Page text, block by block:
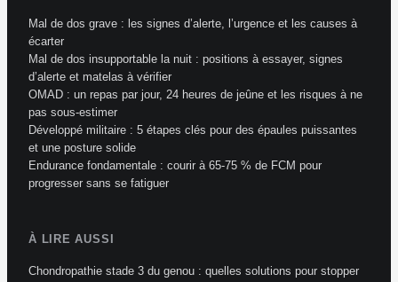
Mal de dos grave : les signes d’alerte, l’urgence et les causes à
écarter
Mal de dos insupportable la nuit : positions à essayer, signes
d’alerte et matelas à vérifier
OMAD : un repas par jour, 24 heures de jeûne et les risques à ne
pas sous-estimer
Développé militaire : 5 étapes clés pour des épaules puissantes
et une posture solide
Endurance fondamentale : courir à 65-75 % de FCM pour
progresser sans se fatiguer
À LIRE AUSSI
Chondropathie stade 3 du genou : quelles solutions pour stopper